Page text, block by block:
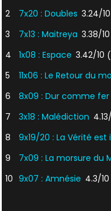
2
7x20 : Doubles 3.24/10
3
7x13 : Maitreya 3.38/10
4
1x08 : Espace 3.42/10
5
11x06 : Le Retour du
6
8x09 : Dur comme fer
7
3x18 : Malédiction
8
9x19/20 : La Vérité est
9
7x09 : La morsure du
10 9x07 : Amnésie 4.3/10